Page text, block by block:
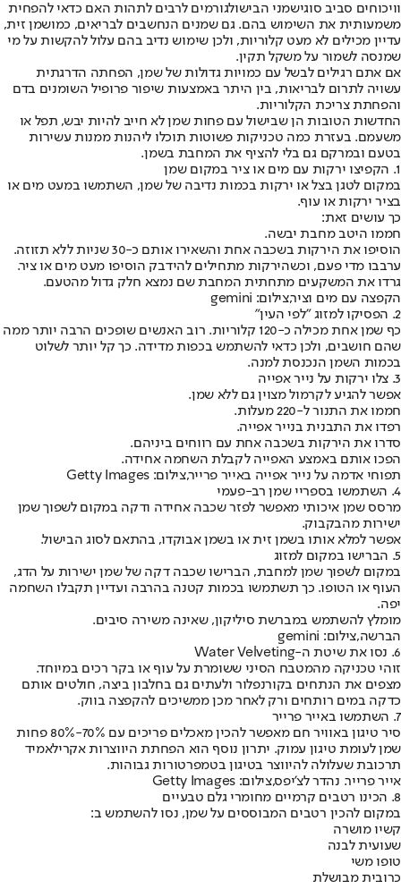
וויכוחים סביב סוגישמני הבישולגורמים לרבים לתהות האם כדאי להפחית
משמעותית את השימוש בהם. גם שמנים הנחשבים לבריאים, כמושמן זית,
עדיין מכילים לא מעט קלוריות, ולכן שימוש נדיב בהם עלול להקשות על מי
שמנסה לשמור על משקל תקין.
אם אתם רגילים לבשל עם כמויות גדולות של שמן, הפחתה הדרגתית
עשויה לתרום לבריאות, בין היתר באמצעות שיפור פרופיל השומנים בדם
והפחתת צריכת הקלוריות.
החדשות הטובות הן שבישול עם פחות שמן לא חייב להיות יבש, תפל או
משעמם. בעזרת כמה טכניקות פשוטות תוכלו ליהנות ממנות עשירות
בטעם ובמרקם גם בלי להציף את המחבת בשמן.
1. הקפיצו ירקות עם מים או ציר במקום שמן
במקום לטגן בצל או ירקות בכמות נדיבה של שמן, השתמשו במעט מים או
בציר ירקות או עוף.
כך עושים זאת:
חממו היטב מחבת יבשה.
הוסיפו את הירקות בשכבה אחת והשאירו אותם כ-30 שניות ללא תזוזה.
ערבבו מדי פעם, וכשהירקות מתחילים להידבק הוסיפו מעט מים או ציר.
גרדו את המשקעים מתחתית המחבת שם נמצא חלק גדול מהטעם.
הקפצה עם מים וציר,צילום: gemini
2. הפסיקו למזוג "לפי העין"
כף שמן אחת מכילה כ-120 קלוריות. רוב האנשים שופכים הרבה יותר ממה
שהם חושבים, ולכן כדאי להשתמש בכפות מדידה. כך קל יותר לשלוט
בכמות השמן הנכנסת למנה.
3. צלו ירקות על נייר אפייה
אפשר להגיע לקרמול מצוין גם ללא שמן.
חממו את התנור ל-220 מעלות.
רפדו את התבנית בנייר אפייה.
סדרו את הירקות בשכבה אחת עם רווחים ביניהם.
הפכו אותם באמצע האפייה לקבלת השחמה אחידה.
תפוחי אדמה על נייר אפייה באייר פרייר,צילום: Getty Images
4. השתמשו בספריי שמן רב-פעמי
מרסס שמן איכותי מאפשר לפזר שכבה אחידה ודקה במקום לשפוך שמן
ישירות מהבקבוק.
אפשר למלא אותו בשמן זית או בשמן אבוקדו, בהתאם לסוג הבישול.
5. הברישו במקום למזוג
במקום לשפוך שמן למחבת, הברישו שכבה דקה של שמן ישירות על הדג,
העוף או הטופו. כך תשתמשו בכמות קטנה בהרבה ועדיין תקבלו השחמה
יפה.
מומלץ להשתמש במברשת סיליקון, שאינה משירה סיבים.
הברשה,צילום: gemini
6. נסו את שיטת ה-Water Velveting
זוהי טכניקה מהמטבח הסיני ששומרת על עוף או בקר רכים במיוחד.
מצפים את הנתחים בקורנפלור ולעתים גם בחלבון ביצה, חולטים אותם
כדקה במים רותחים ורק לאחר מכן ממשיכים להקפצה בווק.
7. השתמשו באייר פרייר
סיר טיגון באוויר חם מאפשר להכין מאכלים פריכים עם 70%-80% פחות
שמן לעומת טיגון עמוק. יתרון נוסף הוא הפחתת היווצרות אקרילאמיד
תרכובת שעלולה להיווצר בטיגון בטמפרטורות גבוהות.
אייר פרייר. נהדר לצ'יפס,צילום: Getty Images
8. הכינו רטבים קרמיים מחומרי גלם טבעיים
במקום להכין רטבים המבוססים על שמן, נסו להשתמש ב:
קשיו מושרה
שעועית לבנה
טופו משי
כרובית מבושלת